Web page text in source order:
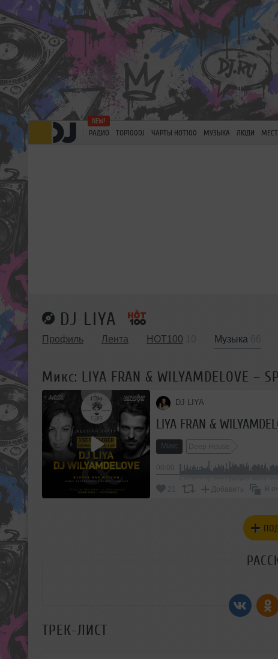
РАДИО TOP100DJ ЧАРТЫ HOT100 МУЗЫКА ЛЮДИ
DJ LIYA
Профиль Лента HOT100 Музыка
Микс: LIYA FRAN & WILYAMDELOVE –
DJ LIYA
LIYA FRAN &
Микс Deep House
21 Добавить В
ТРЕК-ЛИСТ